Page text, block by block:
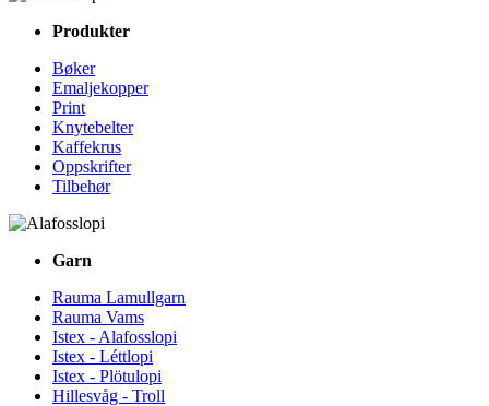
Produkter
Bøker
Emaljekopper
Print
Knytebelter
Kaffekrus
Oppskrifter
Tilbehør
Garn
Rauma Lamullgarn
Rauma Vams
Istex - Alafosslopi
Istex - Léttlopi
Istex - Plötulopi
Hillesvåg - Troll